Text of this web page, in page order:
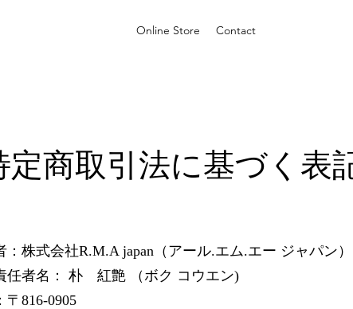
Online Store Contact
定商取引法に基づく表
：株式会社R.M.A japan（アール.エム.エー ジャパン）
任者名： 朴 紅艶 （ボク コウエン)
〒816-0905